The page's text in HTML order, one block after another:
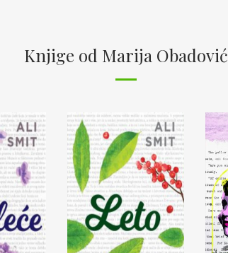
Knjige od Marija Obadović